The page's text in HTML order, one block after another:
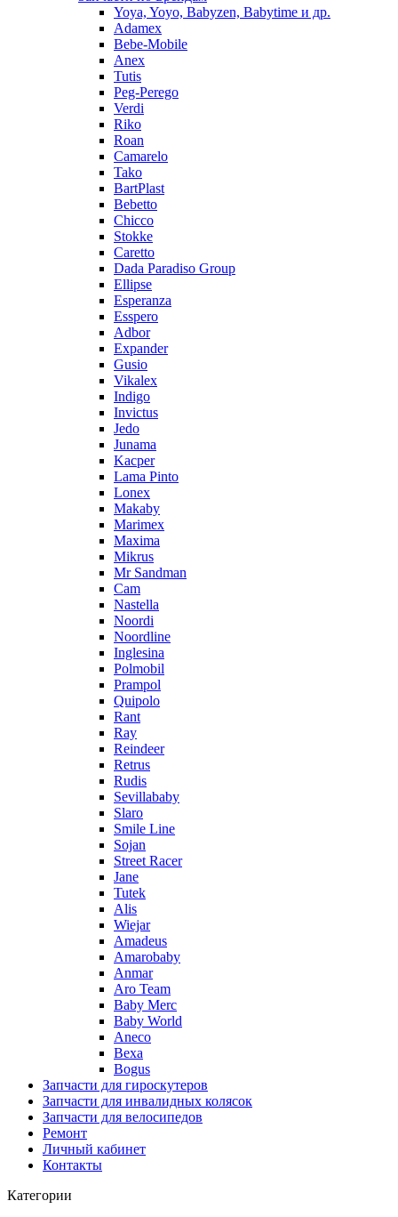
Yoya, Yoyo, Babyzen, Babytime и др.
Adamex
Bebe-Mobile
Anex
Tutis
Peg-Perego
Verdi
Riko
Roan
Camarelo
Tako
BartPlast
Bebetto
Chicco
Stokke
Caretto
Dada Paradiso Group
Ellipse
Esperanza
Esspero
Adbor
Expander
Gusio
Vikalex
Indigo
Invictus
Jedo
Junama
Kacper
Lama Pinto
Lonex
Makaby
Marimex
Maxima
Mikrus
Mr Sandman
Cam
Nastella
Noordi
Noordline
Inglesina
Polmobil
Prampol
Quipolo
Rant
Ray
Reindeer
Retrus
Rudis
Sevillababy
Slaro
Smile Line
Sojan
Street Racer
Jane
Tutek
Alis
Wiejar
Amadeus
Amarobaby
Anmar
Aro Team
Baby Merc
Baby World
Aneco
Bexa
Bogus
Запчасти для гироскутеров
Запчасти для инвалидных колясок
Запчасти для велосипедов
Ремонт
Личный кабинет
Контакты
Категории